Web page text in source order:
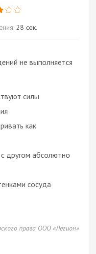
28 сек.
не выполняется
силы
как
другом абсолютно
сосуда
права ООО «Легион»